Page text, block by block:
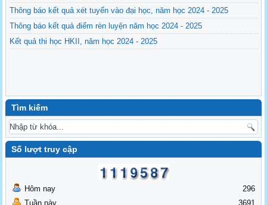
Thông báo kết quả xét tuyển vào đại học, năm học 2024 - 2025
Thông báo kết quả điểm rèn luyện năm học 2024 - 2025
Kết quả thi học HKII, năm học 2024 - 2025
Tìm kiếm
Số lượt truy cập
Hôm nay
Tuần này
296
3691